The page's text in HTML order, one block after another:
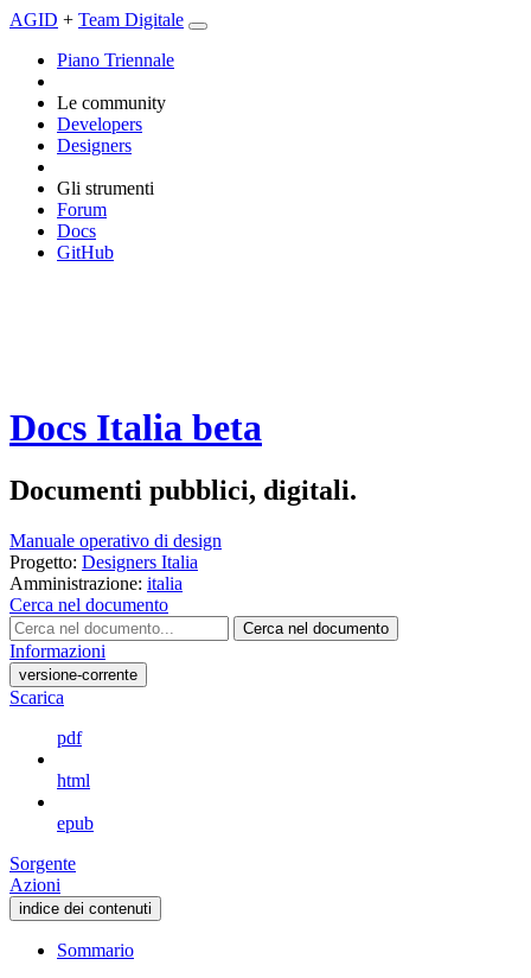
AGID + Team Digitale
Piano Triennale
Le community
Developers
Designers
Gli strumenti
Forum
Docs
GitHub
Docs Italia beta
Documenti pubblici, digitali.
Manuale operativo di design
Progetto: Designers Italia
Amministrazione: italia
Cerca nel documento
Cerca nel documento
Informazioni
versione-corrente
Scarica
pdf
html
epub
Sorgente
Azioni
indice dei contenuti
Sommario